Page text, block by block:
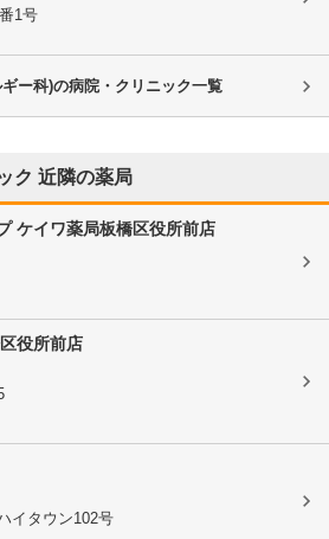
1号
ー科)の病院・クリニック一覧
ク 近隣の薬局
ケイワ薬局板橋区役所前店
役所前店
イタウン102号